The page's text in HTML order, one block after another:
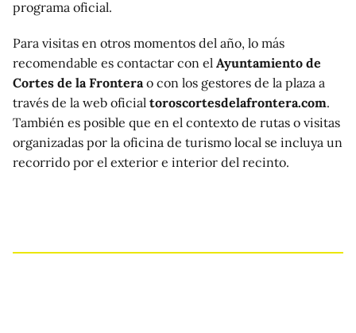
programa oficial.
Para visitas en otros momentos del año, lo más
recomendable es contactar con el Ayuntamiento de
Cortes de la Frontera o con los gestores de la plaza a
través de la web oficial toroscortesdelafrontera.com.
También es posible que en el contexto de rutas o visitas
organizadas por la oficina de turismo local se incluya un
recorrido por el exterior e interior del recinto.